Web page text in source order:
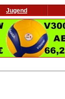
Jugend